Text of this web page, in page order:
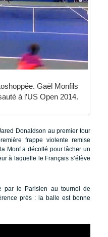
Gaël Monfils
à l’US Open 2014.
Donaldson au premier tour
frappe violente remise
Monf a décollé pour lâcher un
à laquelle le Français s’élève
par le Parisien au tournoi de
près : la balle est bonne